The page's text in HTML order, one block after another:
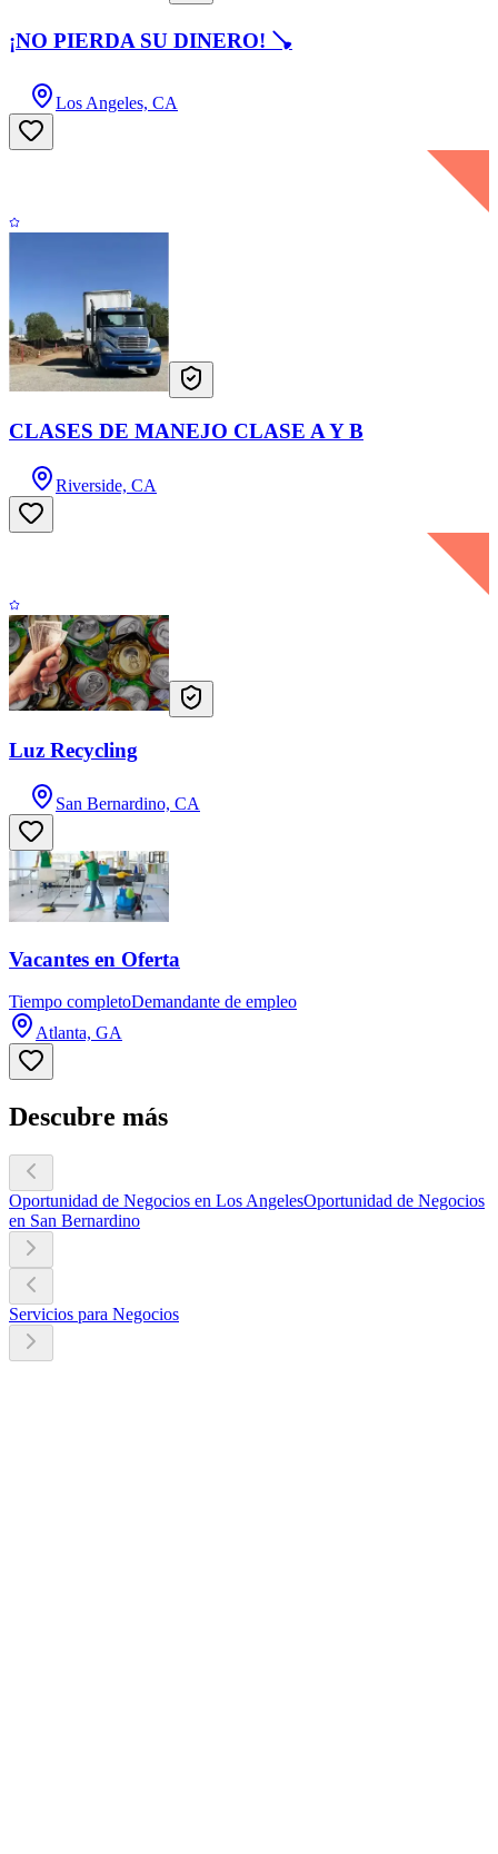
¡NO PIERDA SU DINERO! 🪠
Los Angeles, CA
CLASES DE MANEJO CLASE A Y B
Riverside, CA
Luz Recycling
San Bernardino, CA
Vacantes en Oferta
Tiempo completoDemandante de empleo
Atlanta, GA
Descubre más
Oportunidad de Negocios en Los AngelesOportunidad de Negocios
en San Bernardino
Servicios para Negocios